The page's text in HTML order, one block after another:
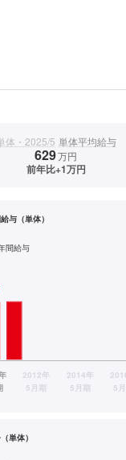
体・2025/5 単体平均給与
629万円
前年比+1万円
与（単体）
間給与
単体）